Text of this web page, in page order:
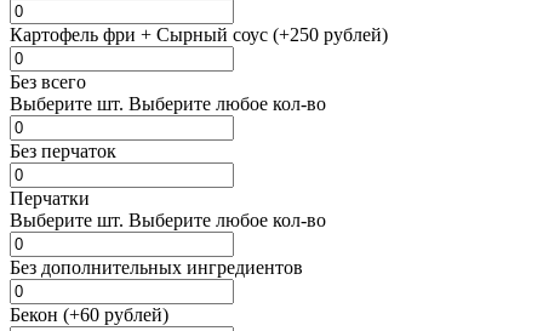
Картофель фри + Сырный соус (+250 рублей)
Без всего
Выберите шт. Выберите любое кол-во
Без перчаток
Перчатки
Выберите шт. Выберите любое кол-во
Без дополнительных ингредиентов
Бекон (+60 рублей)